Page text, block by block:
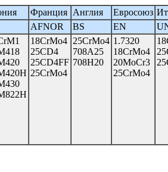
Франция Англия Евросоюз
AFNOR BS EN
18CrMo4
25CD4
25CD4FF
25CrMo4
25CrMo4
708A25
708H20
1.7320
18CrMo4
20MoCr3
25CrMo4